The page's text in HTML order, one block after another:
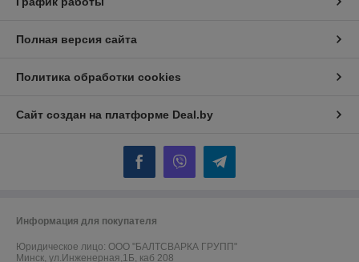
Полная версия сайта
Политика обработки cookies
Сайт создан на платформе Deal.by
Информация для покупателя
Юридическое лицо: ООО "БАЛТСВАРКА ГРУПП"
Минск, ул.Инженерная,1Б, каб 208